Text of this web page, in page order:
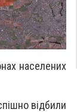
населених
відбили